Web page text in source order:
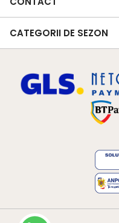
CATEGORII DE SEZON